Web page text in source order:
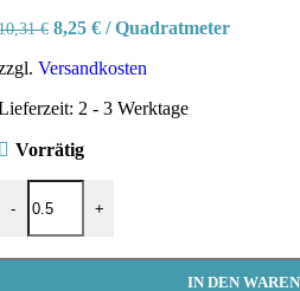
war:
ist:
€ 8,25 € /Quadratmeter
Versandkosten
2 - 3 Werktage
Vorrätig
-
Valerie Papillon By Steinbeck
+
IN DEN